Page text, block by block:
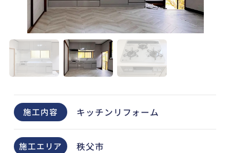
施工内容 キッチンリフォーム
施工エリア 秩父市